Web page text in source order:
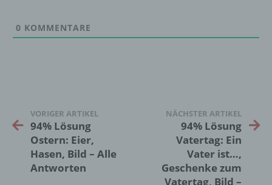
0 KOMMENTARE
VORIGER ARTIKEL
94% Lösung
Ostern: Eier,
Hasen, Bild – Alle
Antworten
NÄCHSTER ARTIKEL
94% Lösung
Vatertag: Ein
Vater ist…,
Geschenke zum
Vatertag, Bild –
Daten wie das Erheben, das Erfassen, die
Organisation, das Ordnen, die Speicherung,
Verknüpfung, die Einschränkung, das
Löschen oder die Vernichtung.
d) Einschränkung der Verarbeitung